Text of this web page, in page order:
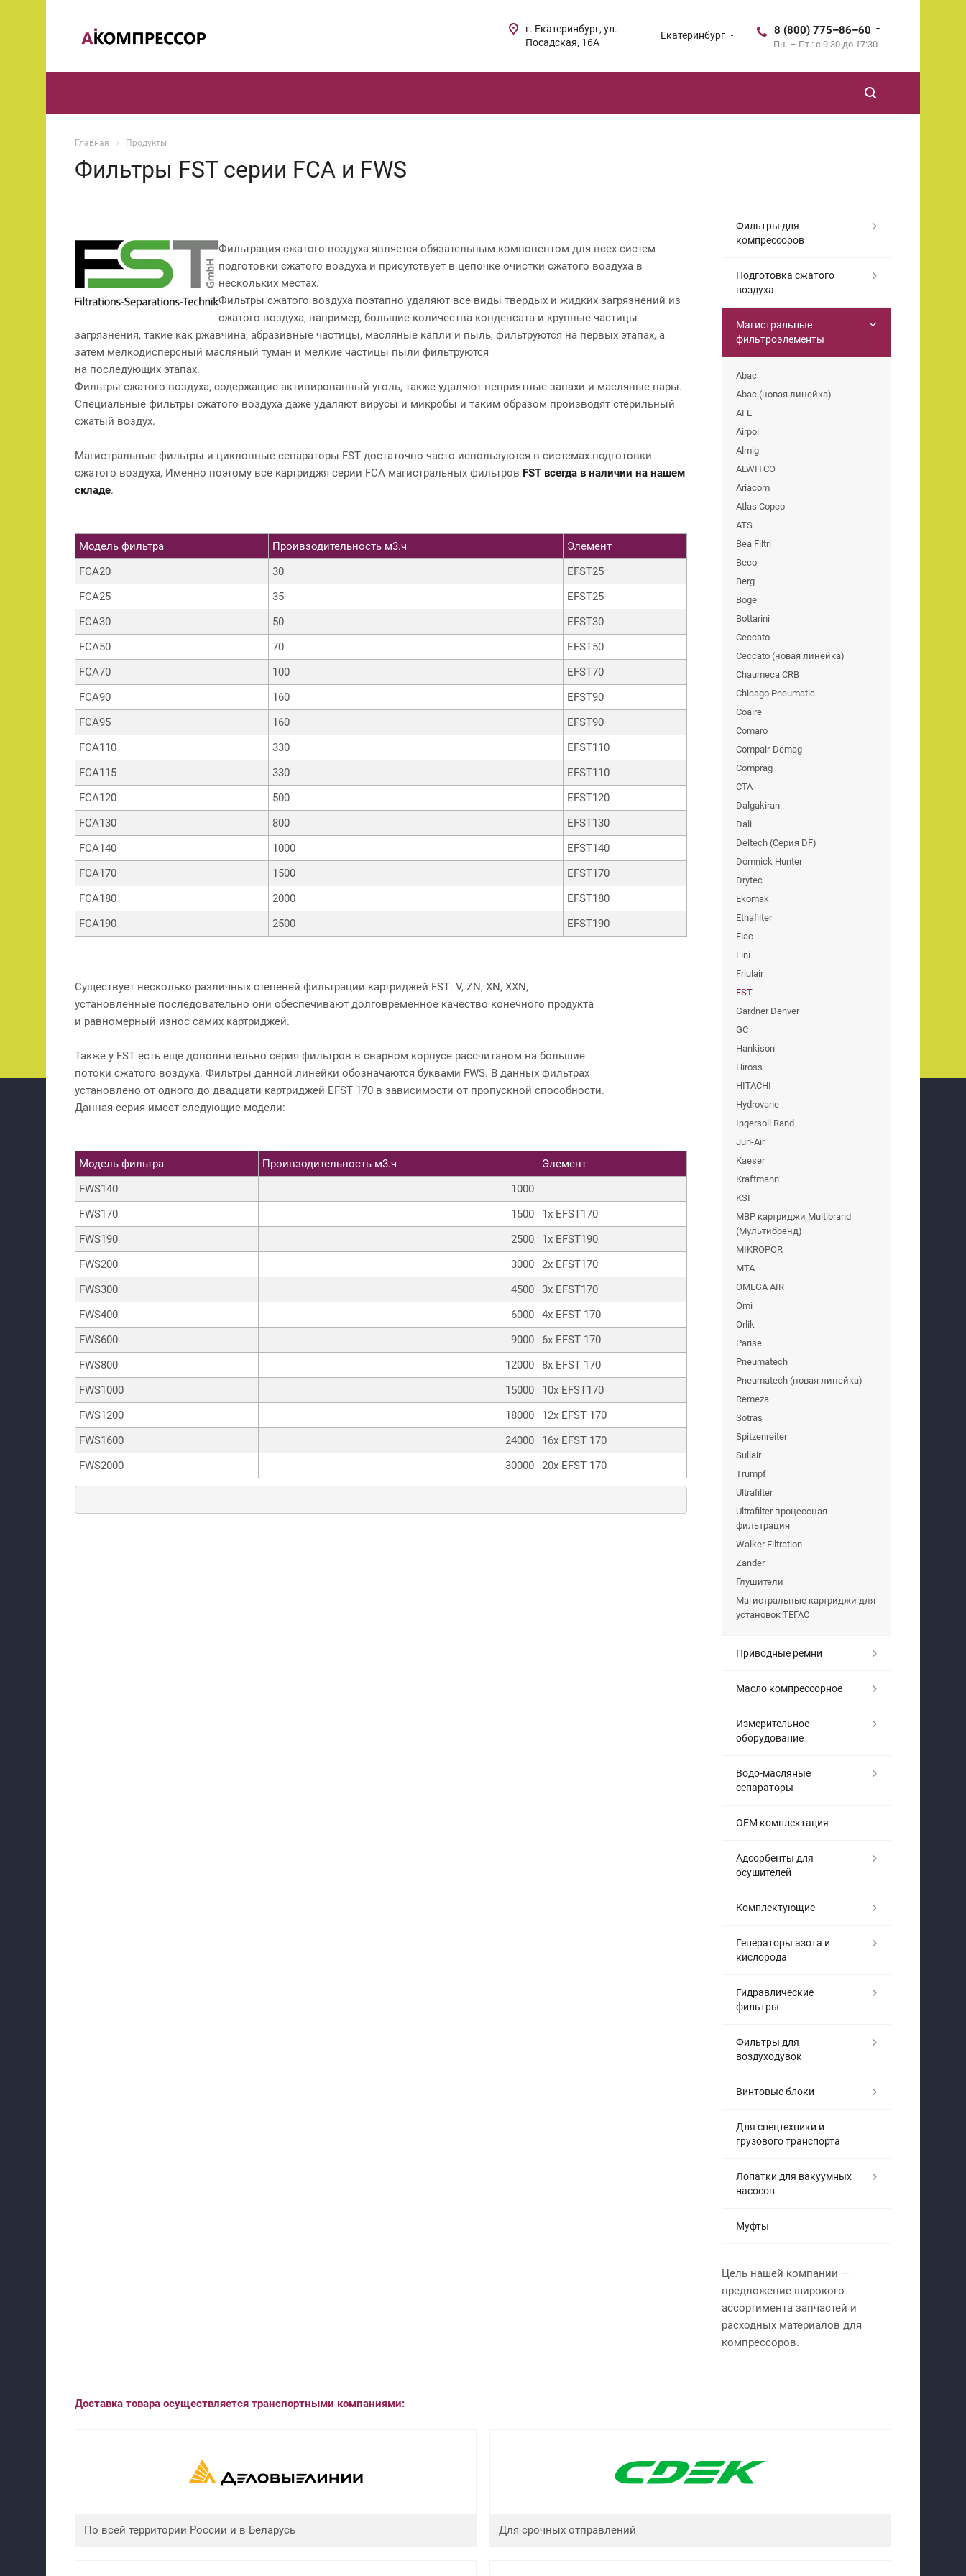
Екатеринбург 8 (800) 775–86–60
Пн. – Пт.: с 9:30 до 17:30
г. Екатеринбург, ул.
Посадская, 16А
Главная Продукты
Фильтры FST серии FCA и FWS
Фильтрация сжатого воздуха является обязательным компонентом для всех систем
подготовки сжатого воздуха и присутствует в цепочке очистки сжатого воздуха в
нескольких местах.
Фильтры сжатого воздуха поэтапно удаляют все виды твердых и жидких загрязнений из
сжатого воздуха, например, большие количества конденсата и крупные частицы
загрязнения, такие как ржавчина, абразивные частицы, масляные капли и пыль, фильтруются на первых этапах, а
затем мелкодисперсный масляный туман и мелкие частицы пыли фильтруются
на последующих этапах.
Фильтры сжатого воздуха, содержащие активированный уголь, также удаляют неприятные запахи и масляные пары.
Специальные фильтры сжатого воздуха даже удаляют вирусы и микробы и таким образом производят стерильный
сжатый воздух.
Магистральные фильтры и циклонные сепараторы FST достаточно часто используются в системах подготовки
сжатого воздуха, Именно поэтому все картриджя серии FCA магистральных фильтров FST всегда в наличии на нашем
складе.
Модель фильтра Проивзодительность м3.ч
Элемент
FCA20
30
EFST25
FCA25
35
EFST25
FCA30
50
EFST30
FCA50
70
EFST50
FCA70
100
EFST70
FCA90
160
EFST90
FCA95
160
EFST90
FCA110
330
EFST110
FCA115
330
EFST110
FCA120
500
EFST120
FCA130
800
EFST130
FCA140
1000
EFST140
FCA170
1500
EFST170
FCA180
2000
EFST180
FCA190
2500 EFST190
Существует несколько различных степеней фильтрации картриджей FST: V, ZN, XN, XXN,
установленные последовательно они обеспечивают долговременное качество конечного продукта
и равномерный износ самих картриджей.
Также у FST есть еще дополнительно серия фильтров в сварном корпусе рассчитаном на большие
потоки сжатого воздуха. Фильтры данной линейки обозначаются буквами FWS. В данных фильтрах
установлено от одного до двадцати картриджей EFST 170 в зависимости от пропускной способности.
Данная серия имеет следующие модели:
Модель фильтра Проивзодительность м3.ч
Элемент
FWS140
1000
FWS170
1500
1x EFST170
FWS190
2500
1x EFST190
FWS200
3000
2x EFST170
FWS300
4500
3x EFST170
FWS400
6000
4x EFST 170
FWS600
9000
6x EFST 170
FWS800
12000
8x EFST 170
FWS1000
15000
10x EFST170
FWS1200
18000
12x EFST 170
FWS1600
24000
16x EFST 170
FWS2000
30000 20x EFST 170
Фильтры для
компрессоров
Подготовка сжатого
воздуха
Магистральные
фильтроэлементы
Abac
Abac (новая линейка)
AFE
Airpol
Almig
ALWITCO
Ariacom
Atlas Copco
ATS
Bea Filtri
Beco
Berg
Boge
Bottarini
Ceccato
Ceccato (новая линейка)
Chaumeca CRB
Chicago Pneumatic
Coaire
Comaro
Compair-Demag
Comprag
CTA
Dalgakiran
Dali
Deltech (Серия DF)
Domnick Hunter
Drytec
Ekomak
Ethafilter
Fiac
Fini
Friulair
FST
Gardner Denver
GC
Hankison
Hiross
HITACHI
Hydrovane
Ingersoll Rand
Jun-Air
Kaeser
Kraftmann
KSI
MBP картриджи Multibrand
(Мультибренд)
MIKROPOR
MTA
OMEGA AIR
Omi
Orlik
Parise
Pneumatech
Pneumatech (новая линейка)
Remeza
Sotras
Spitzenreiter
Sullair
Trumpf
Ultrafilter
Ultrafilter процессная
фильтрация
Walker Filtration
Zander
Глушители
Магистральные картриджи для
установок ТЕГАС
Приводные ремни
Масло компрессорное
Измерительное
оборудование
Водо-масляные
сепараторы
OEM комплектация
Адсорбенты для
осушителей
Комплектующие
Генераторы азота и
кислорода
Гидравлические
фильтры
Фильтры для
воздуходувок
Винтовые блоки
Для спецтехники и
грузового транспорта
Лопатки для вакуумных
насосов
Муфты
Цель нашей компании —
предложение широкого
ассортимента запчастей и
расходных материалов для
компрессоров.
Доставка товара осуществляется транспортными компаниями:
По всей территории России и в Беларусь Для срочных отправлений